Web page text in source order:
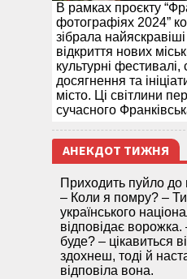
В рамках проєкту
фотографіях 2024”
зібрала
відкриття нових
культурні фестивалі,
досягнення та
місто. Ці світлини
сучасного
АНЕКДОТ ТИЖНЯ
Приходить пуйло до
– Коли я помру? –
українського
відповідає
буде? – цікавиться
здохнеш, тоді й
відповіла вона.